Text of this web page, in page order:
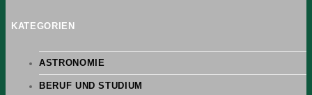
KATEGORIEN
ASTRONOMIE
BERUF UND STUDIUM